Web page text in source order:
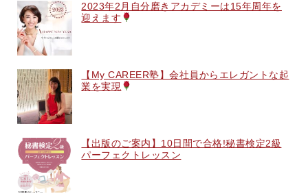
2023年2月自分磨きアカデミーは15年周年を
迎えます
【My CAREER塾】会社員からエレガントな起
業を実現
【出版のご案内】10日間で合格!秘書検定2級
パーフェクトレッスン